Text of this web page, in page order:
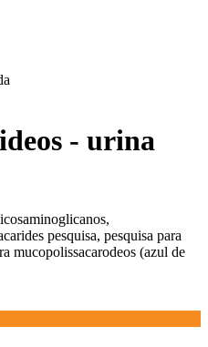
- urina
pesquisa, pesquisa para
mucopolissacarodeos (azul de